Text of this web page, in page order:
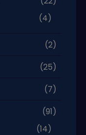
(4)
(2)
(25)
(7)
(91)
(14)